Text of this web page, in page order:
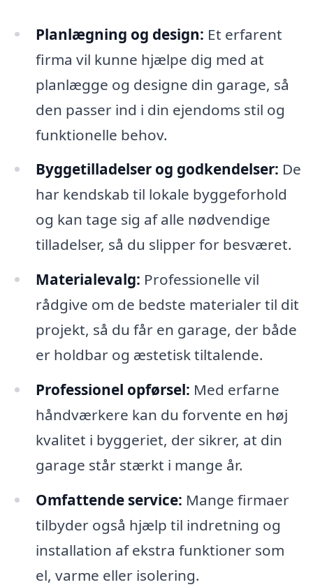
Planlægning og design: Et erfarent
firma vil kunne hjælpe dig med at
planlægge og designe din garage, så
den passer ind i din ejendoms stil og
funktionelle behov.
Byggetilladelser og godkendelser: De
har kendskab til lokale byggeforhold
og kan tage sig af alle nødvendige
tilladelser, så du slipper for besværet.
Materialevalg: Professionelle vil
rådgive om de bedste materialer til dit
projekt, så du får en garage, der både
er holdbar og æstetisk tiltalende.
Professionel opførsel: Med erfarne
håndværkere kan du forvente en høj
kvalitet i byggeriet, der sikrer, at din
garage står stærkt i mange år.
Omfattende service: Mange firmaer
tilbyder også hjælp til indretning og
installation af ekstra funktioner som
el, varme eller isolering.